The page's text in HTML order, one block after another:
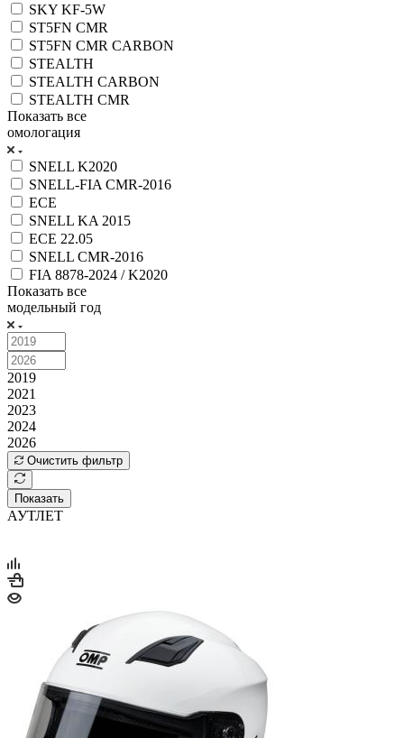
SKY KF-5W
ST5FN CMR
ST5FN CMR CARBON
STEALTH
STEALTH CARBON
STEALTH CMR
Показать все
омологация
SNELL K2020
SNELL-FIA CMR-2016
ECE
SNELL KA 2015
ECE 22.05
SNELL CMR-2016
FIA 8878-2024 / K2020
Показать все
модельный год
2019
2021
2023
2024
2026
Очистить фильтр
Показать
АУТЛЕТ